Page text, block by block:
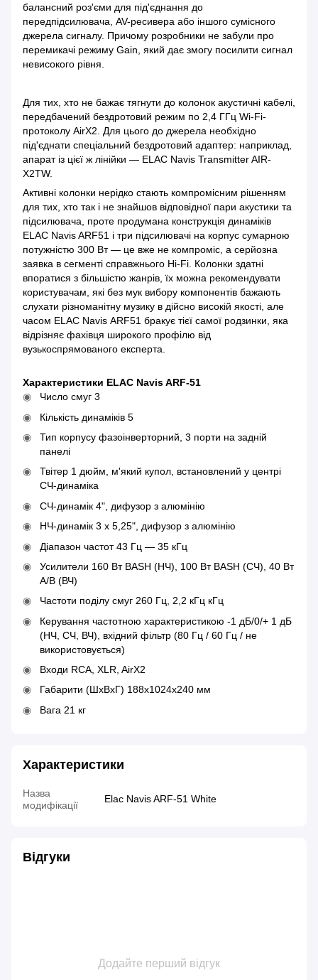
балансний роз'єми для під'єднання до
передпідсилювача, AV-ресивера або іншого сумісного
джерела сигналу. Причому розробники не забули про
перемикачі режиму Gain, який дає змогу посилити сигнал
невисокого рівня.
Для тих, хто не бажає тягнути до колонок акустичні кабелі,
передбачений бездротовий режим по 2,4 ГГц Wi-Fi-
протоколу AirX2. Для цього до джерела необхідно
під'єднати спеціальний бездротовий адаптер: наприклад,
апарат із цієї ж лінійки — ELAC Navis Transmitter AIR-
X2TW.
Активні колонки нерідко стають компромісним рішенням
для тих, хто так і не знайшов відповідної пари акустики та
підсилювача, проте продумана конструкція динаміків
ELAC Navis ARF51 і три підсилювачі на корпус сумарною
потужністю 300 Вт — це вже не компроміс, а серйозна
заявка в сегменті справжнього Hi-Fi. Колонки здатні
впоратися з більшістю жанрів, їх можна рекомендувати
користувачам, які без мук вибору компонентів бажають
слухати різноманітну музику в дійсно високій якості, але
часом ELAC Navis ARF51 бракує тієї самої родзинки, яка
відрізняє фахівця широкого профілю від
вузькоспрямованого експерта.
Характеристики ELAC Navis ARF-51
Число смуг 3
Кількість динаміків 5
Тип корпусу фазоінверторний, 3 порти на задній
панелі
Твітер 1 дюйм, м'який купол, встановлений у центрі
СЧ-динаміка
СЧ-динамік 4", дифузор з алюмінію
НЧ-динамік 3 х 5,25", дифузор з алюмінію
Діапазон частот 43 Гц — 35 кГц
Усилители 160 Вт BASH (НЧ), 100 Вт BASH (СЧ), 40 Вт
А/В (ВЧ)
Частоти поділу смуг 260 Гц, 2,2 кГц кГц
Керування частотною характеристикою -1 дБ/0/+ 1 дБ
(НЧ, СЧ, ВЧ), вхідний фільтр (80 Гц / 60 Гц / не
використовується)
Входи RCA, XLR, AirX2
Габарити (ШхВхГ) 188x1024x240 мм
Вага 21 кг
Характеристики
Назва
модифікації
Elac Navis ARF-51 White
Відгуки
Додайте перший відгук